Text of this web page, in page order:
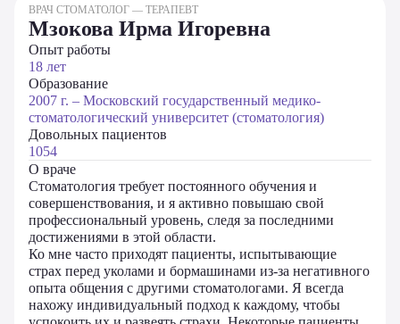
ХИРУРГИЯ
ТЕРАПЕВТИЧЕСКАЯ СТОМАТОЛОГИЯ
ВРАЧ СТОМАТОЛОГ — ТЕРАПЕВТ
Мзокова Ирма Игоревна
Опыт работы
18 лет
Образование
2007 г. – Московский государственный медико-
стоматологический университет (стоматология)
Довольных пациентов
1054
О враче
Стоматология требует постоянного обучения и
совершенствования, и я активно повышаю свой
профессиональный уровень, следя за последними
достижениями в этой области.
Ко мне часто приходят пациенты, испытывающие
страх перед уколами и бормашинами из-за негативного
опыта общения с другими стоматологами. Я всегда
нахожу индивидуальный подход к каждому, чтобы